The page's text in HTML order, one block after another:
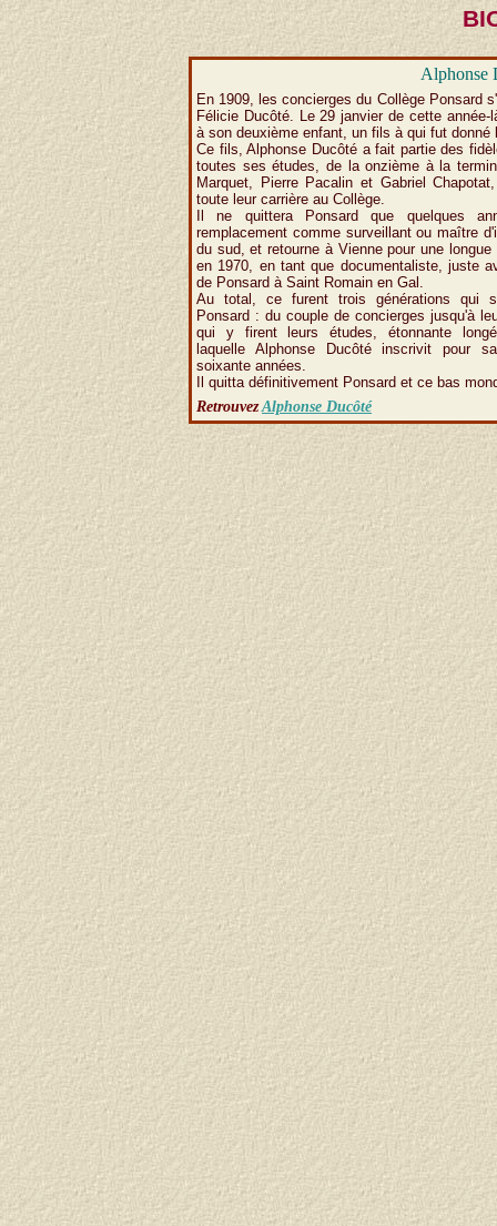
Alphonse
En 1909, les concierges du Collège Ponsard
Félicie Ducôté. Le 29 janvier de cette année-
à son deuxième enfant, un fils à qui fut donné
Ce fils, Alphonse Ducôté a fait partie des
toutes ses études, de la onzième à la
Marquet, Pierre Pacalin et Gabriel
toute leur carrière au Collège.
Il ne quittera Ponsard que quelques
remplacement comme surveillant ou maître
du sud, et retourne à Vienne pour une longue
en 1970, en tant que documentaliste, juste
de Ponsard à Saint Romain en Gal.
Au total, ce furent trois générations qui
Ponsard : du couple de concierges jusqu'à
qui y firent leurs études, étonnante
laquelle Alphonse Ducôté inscrivit pour
soixante années.
Il quitta définitivement Ponsard et ce bas
RetrouvezAlphonse Ducôté